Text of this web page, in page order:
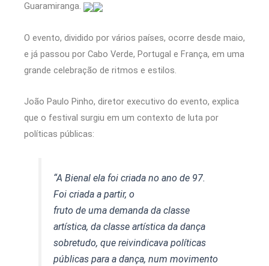
Guaramiranga.
O evento, dividido por vários países, ocorre desde maio,
e já passou por Cabo Verde, Portugal e França, em uma
grande celebração de ritmos e estilos.
João Paulo Pinho, diretor executivo do evento, explica
que o festival surgiu em um contexto de luta por
políticas públicas:
“A Bienal ela foi criada no ano de 97.
Foi criada a partir, o
fruto de uma demanda da classe
artística, da classe artística da dança
sobretudo, que reivindicava políticas
públicas para a dança, num movimento